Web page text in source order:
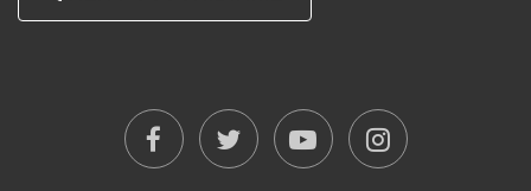
facebooktwitter youtubeinstagram